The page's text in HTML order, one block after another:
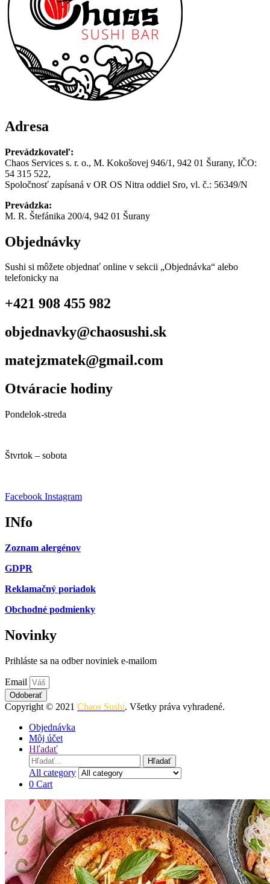
Adresa
Prevádzkovateľ:
Chaos Services s. r. o., M. Kokošovej 946/1, 942 01 Šurany, IČO:
54 315 522,
Spoločnosť zapísaná v OR OS Nitra oddiel Sro, vl. č.: 56349/N
Prevádzka:
M. R. Štefánika 200/4, 942 01 Šurany
Objednávky
Sushi si môžete objednať online v sekcii „Objednávka“ alebo
telefonicky na
+421 908 455 982
objednavky@chaosushi.sk
matejzmatek@gmail.com
Otváracie hodiny
Pondelok-streda
Štvrtok – sobota
Facebook Instagram
INfo
Zoznam alergénov
GDPR
Reklamačný poriadok
Obchodné podmienky
Novinky
Prihláste sa na odber noviniek e-mailom
Email
Odoberať
Copyright © 2021 Chaos Sushi. Všetky práva vyhradené.
Objednávka
Môj účet
Hľadať
Search
for:
Hľadať
All category
0 Cart